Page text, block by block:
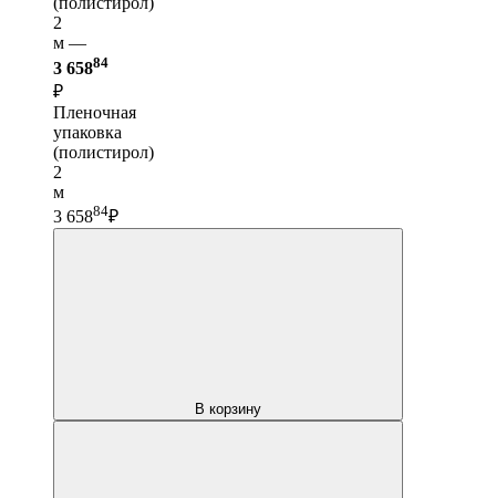
2
м —
3 65884
₽
Пленочная
упаковка
(полистирол)
2
м
3 65884₽
В корзину